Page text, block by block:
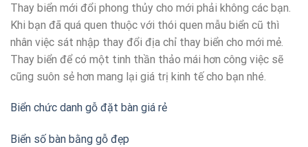
Thay biển mới đổi phong thủy cho mới phải không các bạn.
Khi bạn đã quá quen thuộc với thói quen mẫu biển cũ thì
nhân việc sát nhập thay đổi địa chỉ thay biển cho mới mẻ.
Thay biển để có một tinh thần thảo mái hơn công việc sẽ
cũng suôn sẻ hơn mang lại giá trị kinh tế cho bạn nhé.
Biển chức danh gỗ đặt bàn giá rẻ
Biển số bàn bằng gỗ đẹp